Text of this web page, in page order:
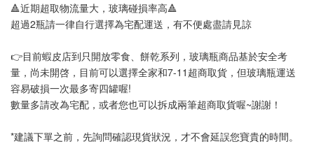
🔺近期超取物流量大，玻璃碰損率高🔺
超過2瓶請一律自行選擇為宅配運送，有不便處盡請見諒
👉目前蝦皮店到只開放零食、餅乾系列，玻璃瓶商品基於安全考
量，尚未開啓，目前可以選擇全家和7-11超商取貨，但玻璃瓶運送
容易破損一次最多寄四罐喔!
數量多請改為宅配，或者您也可以拆成兩筆超商取貨喔~謝謝！
*建議下單之前，先詢問確認現貨狀況，才不會延誤您寶貴的時間。